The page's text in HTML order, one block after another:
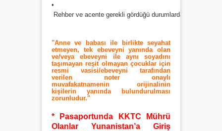
•
Rehber ve acente gerekli gördüğü durumlarda programda
"Anne ve babası ile birlikte seyahat
etmeyen, tek ebeveyni yanında olan
ve/veya ebeveyni ile aynı soyadını
taşımayan reşit olmayan çocuklar için
resmi vasisi/ebeveyni tarafından
verilen noter onaylı
muvafakatnamenin orijinalinin
kişilerin yanında bulundurulması
zorunludur."
* Pasaportunda KKTC Mührü
Olanlar Yunanistan’a Giriş